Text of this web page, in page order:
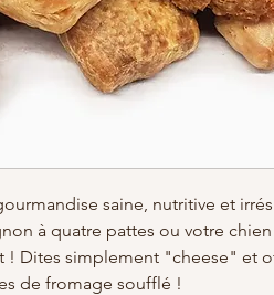
saine, nutritive et
à quatre pattes ou votre chien
! Dites simplement "cheese" et
de fromage soufflé !